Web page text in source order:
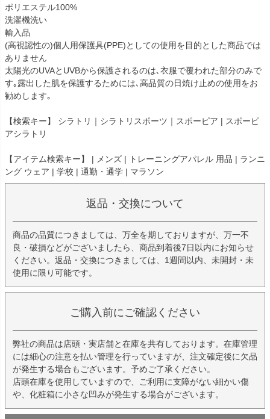
ポリエステル100%
洗濯機洗い
輸入品
(高視認性の)個人用保護具(PPE)としての使用を目的とした商品では
ありません
太陽光のUVAとUVBから保護されるのは､衣服で覆われた部分のみで
す｡露出した肌を保護するためには､高品質の日焼け止めの使用をお
勧めします｡
【検索キー】 シラトリ｜シラトリスポーツ｜スポーピア | スポーピ
アシラトリ
【アイテム検索キー】 | メンズ | トレーニングアパレル 用品 | ランニ
ング ウェア | 学校 | 通勤・通学 | マラソン
返品・交換について
商品の品質につきましては、万全を期しておりますが、万一不
良・破損などがございましたら、商品到着後7日以内にお知らせ
ください。返品・交換につきましては、1週間以内、未開封・未
使用に限り可能です。
ご購入前にご確認ください
弊社の商品は店頭・実店舗と在庫を共有しております。在庫管理
には細心の注意を払い管理を行っていますが、注文確定後に欠品
が発生する場合もございます。予めご了承ください。
店頭在庫を使用していますので、ご利用に支障がない細かい傷
や、化粧箱に小さな凹みが発生する場合がございます。